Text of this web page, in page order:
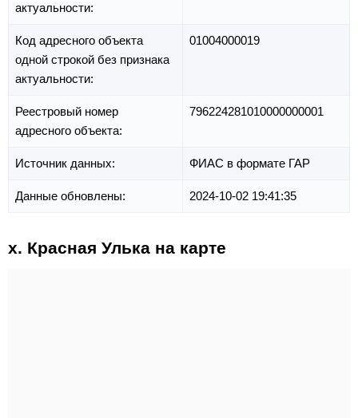
актуальности:
Код адресного объекта
одной строкой без признака
актуальности:
01004000019
Реестровый номер
адресного объекта:
796224281010000000001
Источник данных: ФИАС в формате ГАР
Данные обновлены: 2024-10-02 19:41:35
х. Красная Улька на карте